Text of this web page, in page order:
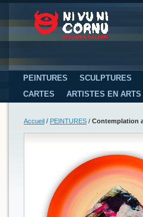
PEINTURES SCULPTURES
CARTES
ARTISTES EN
Accueil / PEINTURES / Contemplation